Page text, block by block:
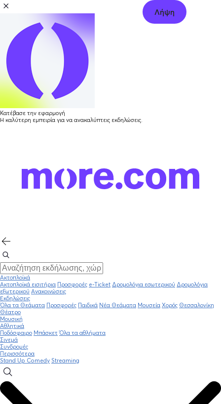
Κατέβασε την εφαρμογή
Η καλύτερη εμπειρία για να ανακαλύπτεις εκδηλώσεις.
Λήψη
Ακτοπλοϊκά
Ακτοπλοϊκά εισιτήρια Προσφορές e-Ticket Δρομολόγια εσωτερικού Δρομολόγια
εξωτερικού Ανακοινώσεις
Εκδηλώσεις
Όλα τα Θεάματα Προσφορές Παιδικά Νέα Θεάματα Μουσεία Χορός Θεσσαλονίκη
Θέατρο
Μουσική
Αθλητικά
Ποδόσφαιρο Μπάσκετ Όλα τα αθλήματα
Σινεμά
Συνδρομές
Περισσότερα
Stand Up Comedy Streaming